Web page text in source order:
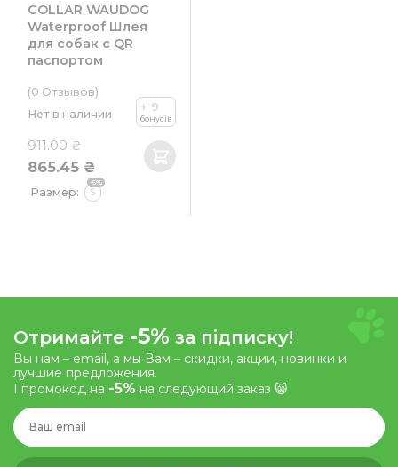
COLLAR WAUDOG
Waterproof Шлея
для собак c QR
паспортом
(0 Отзывов)
Нет в наличии
911.00 ₴
865.45 ₴
+ 9
бонусів
Размер:
-5%
S
Отримайте -5% за підписку!
Вы нам – email, а мы Вам – скидки, акции, новинки и
лучшие предложения.
І промокод на -5% на следующий заказ 😸